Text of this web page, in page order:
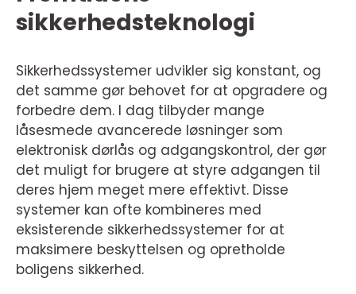
sikkerhedsteknologi
Sikkerhedssystemer udvikler sig konstant, og
det samme gør behovet for at opgradere og
forbedre dem. I dag tilbyder mange
låsesmede avancerede løsninger som
elektronisk dørlås og adgangskontrol, der gør
det muligt for brugere at styre adgangen til
deres hjem meget mere effektivt. Disse
systemer kan ofte kombineres med
eksisterende sikkerhedssystemer for at
maksimere beskyttelsen og opretholde
boligens sikkerhed.